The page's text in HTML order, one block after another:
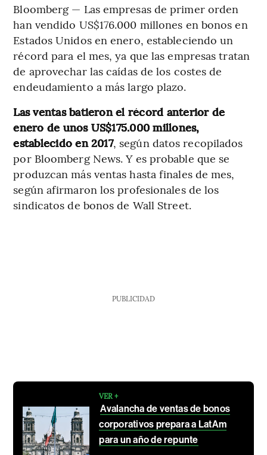
Bloomberg — Las empresas de primer orden
han vendido US$176.000 millones en bonos en
Estados Unidos en enero, estableciendo un
récord para el mes, ya que las empresas tratan
de aprovechar las caídas de los costes de
endeudamiento a más largo plazo.
Las ventas batieron el récord anterior de
enero de unos US$175.000 millones,
establecido en 2017, según datos recopilados
por Bloomberg News. Y es probable que se
produzcan más ventas hasta finales de mes,
según afirmaron los profesionales de los
sindicatos de bonos de Wall Street.
PUBLICIDAD
VER +
Avalancha de ventas de bonos
corporativos prepara a LatAm
para un año de repunte